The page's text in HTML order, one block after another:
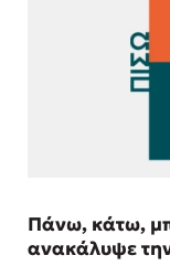
Πάνω, κάτω,
ανακάλυψε